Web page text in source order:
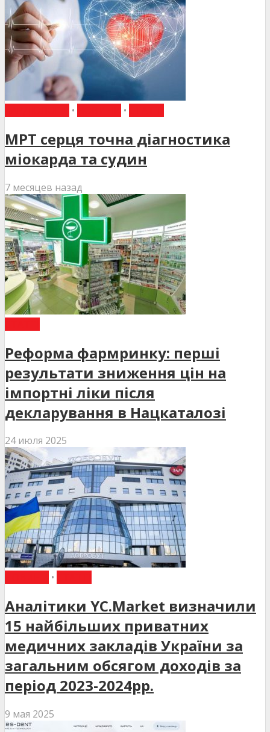
• •
МРТ серця точна діагностика
міокарда та судин
7 месяцев назад
Реформа фармринку: перші
результати зниження цін на
імпортні ліки після
декларування в Нацкаталозі
24 июля 2025
•
Аналітики YC.Market визначили
15 найбільших приватних
медичних закладів України за
загальним обсягом доходів за
період 2023-2024рр.
9 мая 2025